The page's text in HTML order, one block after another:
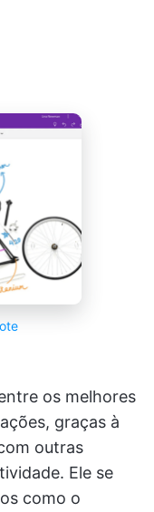
os melhores
graças à
outras
Ele se
como o